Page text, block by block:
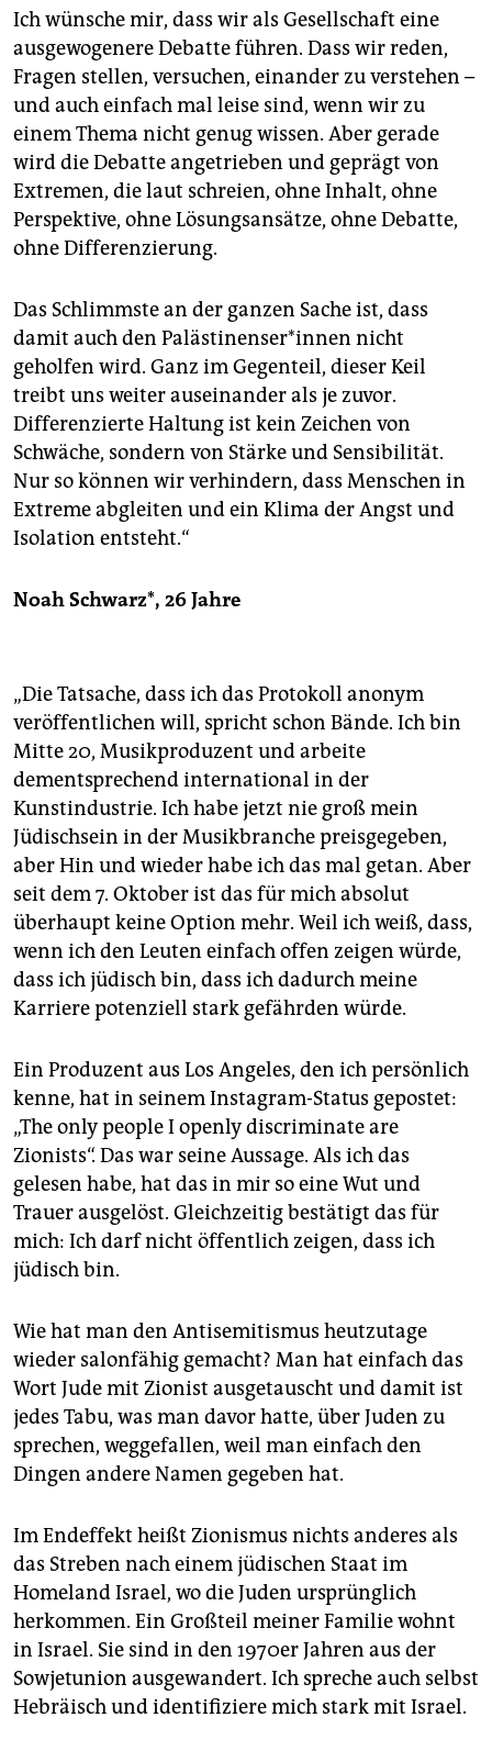
Ich wünsche mir, dass wir als Gesellschaft eine
ausgewogenere Debatte führen. Dass wir reden,
Fragen stellen, versuchen, einander zu verstehen –
und auch einfach mal leise sind, wenn wir zu
einem Thema nicht genug wissen. Aber gerade
wird die Debatte angetrieben und geprägt von
Extremen, die laut schreien, ohne Inhalt, ohne
Perspektive, ohne Lösungsansätze, ohne Debatte,
ohne Differenzierung.
Das Schlimmste an der ganzen Sache ist, dass
damit auch den Pa­läs­ti­nen­se­r*in­nen nicht
geholfen wird. Ganz im Gegenteil, dieser Keil
treibt uns weiter auseinander als je zuvor.
Differenzierte Haltung ist kein Zeichen von
Schwäche, sondern von Stärke und Sensibilität.
Nur so können wir verhindern, dass Menschen in
Extreme abgleiten und ein Klima der Angst und
Isolation entsteht.“
Noah Schwarz*, 26 Jahre
„Die Tatsache, dass ich das Protokoll anonym
veröffentlichen will, spricht schon Bände. Ich bin
Mitte 20, Musikproduzent und arbeite
dementsprechend international in der
Kunstindustrie. Ich habe jetzt nie groß mein
Jüdischsein in der Musikbranche preisgegeben,
aber Hin und wieder habe ich das mal getan. Aber
seit dem 7. Oktober ist das für mich absolut
überhaupt keine Option mehr. Weil ich weiß, dass,
wenn ich den Leuten einfach offen zeigen würde,
dass ich jüdisch bin, dass ich dadurch meine
Karriere potenziell stark gefährden würde.
Ein Produzent aus Los Angeles, den ich persönlich
kenne, hat in seinem Instagram-Status gepostet:
„The only people I openly discriminate are
Zionists“. Das war seine Aussage. Als ich das
gelesen habe, hat das in mir so eine Wut und
Trauer ausgelöst. Gleichzeitig bestätigt das für
mich: Ich darf nicht öffentlich zeigen, dass ich
jüdisch bin.
Wie hat man den Antisemitismus heutzutage
wieder salonfähig gemacht? Man hat einfach das
Wort Jude mit Zionist ausgetauscht und damit ist
jedes Tabu, was man davor hatte, über Juden zu
sprechen, weggefallen, weil man einfach den
Dingen andere Namen gegeben hat.
Im Endeffekt heißt Zionismus nichts anderes als
das Streben nach einem jüdischen Staat im
Homeland Israel, wo die Juden ursprünglich
herkommen. Ein Großteil meiner Familie wohnt
in Israel. Sie sind in den 1970er Jahren aus der
Sowjetunion ausgewandert. Ich spreche auch selbst
Hebräisch und identifiziere mich stark mit Israel.